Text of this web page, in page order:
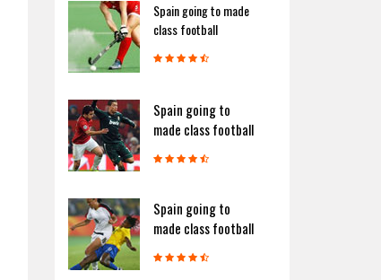
Spain going to made
class football
Spain going to
made class football
Spain going to
made class football